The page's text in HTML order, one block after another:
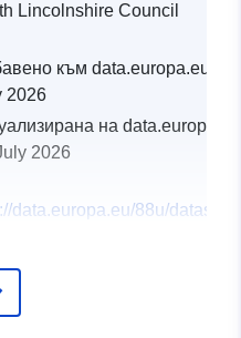
Lincolnshire Council
към data.europa.eu:
2026
на
2026
data.europa.eu/88u/dataset/
node1